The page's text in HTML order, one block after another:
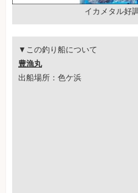
イカメタル好調
▼この釣り船について
豊漁丸
出船場所：色ケ浜